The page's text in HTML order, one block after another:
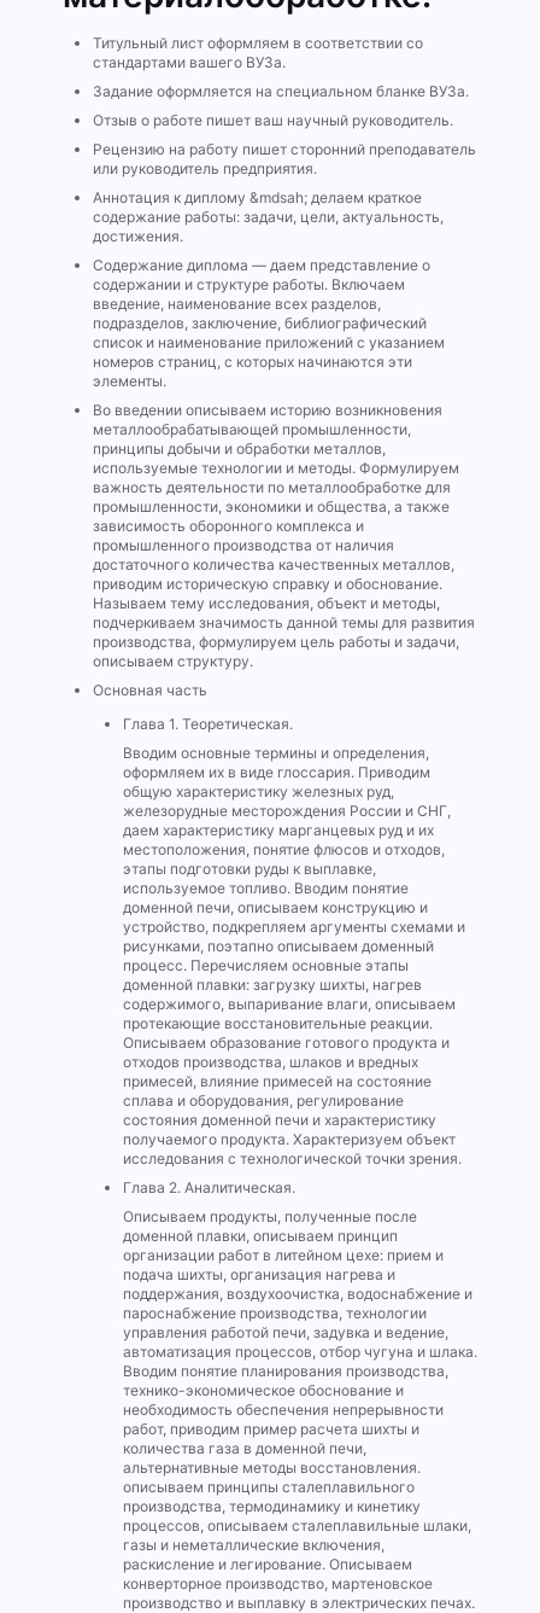
Титульный лист оформляем в соответствии со
стандартами вашего ВУЗа.
Задание оформляется на специальном бланке ВУЗа.
Отзыв о работе пишет ваш научный руководитель.
Рецензию на работу пишет сторонний преподаватель
или руководитель предприятия.
Аннотация к диплому &mdsah; делаем краткое
содержание работы: задачи, цели, актуальность,
достижения.
Содержание диплома — даем представление о
содержании и структуре работы. Включаем
введение, наименование всех разделов,
подразделов, заключение, библиографический
список и наименование приложений с указанием
номеров страниц, с которых начинаются эти
элементы.
Во введении описываем историю возникновения
металлообрабатывающей промышленности,
принципы добычи и обработки металлов,
используемые технологии и методы. Формулируем
важность деятельности по металлообработке для
промышленности, экономики и общества, а также
зависимость оборонного комплекса и
промышленного производства от наличия
достаточного количества качественных металлов,
приводим историческую справку и обоснование.
Называем тему исследования, объект и методы,
подчеркиваем значимость данной темы для развития
производства, формулируем цель работы и задачи,
описываем структуру.
Основная часть
Глава 1. Теоретическая.
Вводим основные термины и определения,
оформляем их в виде глоссария. Приводим
общую характеристику железных руд,
железорудные месторождения России и СНГ,
даем характеристику марганцевых руд и их
местоположения, понятие флюсов и отходов,
этапы подготовки руды к выплавке,
используемое топливо. Вводим понятие
доменной печи, описываем конструкцию и
устройство, подкрепляем аргументы схемами и
рисунками, поэтапно описываем доменный
процесс. Перечисляем основные этапы
доменной плавки: загрузку шихты, нагрев
содержимого, выпаривание влаги, описываем
протекающие восстановительные реакции.
Описываем образование готового продукта и
отходов производства, шлаков и вредных
примесей, влияние примесей на состояние
сплава и оборудования, регулирование
состояния доменной печи и характеристику
получаемого продукта. Характеризуем объект
исследования с технологической точки зрения.
Глава 2. Аналитическая.
Описываем продукты, полученные после
доменной плавки, описываем принцип
организации работ в литейном цехе: прием и
подача шихты, организация нагрева и
поддержания, воздухоочистка, водоснабжение и
пароснабжение производства, технологии
управления работой печи, задувка и ведение,
автоматизация процессов, отбор чугуна и шлака.
Вводим понятие планирования производства,
технико-экономическое обоснование и
необходимость обеспечения непрерывности
работ, приводим пример расчета шихты и
количества газа в доменной печи,
альтернативные методы восстановления.
описываем принципы сталеплавильного
производства, термодинамику и кинетику
процессов, описываем сталеплавильные шлаки,
газы и неметаллические включения,
раскисление и легирование. Описываем
конверторное производство, мартеновское
производство и выплавку в электрических печах.